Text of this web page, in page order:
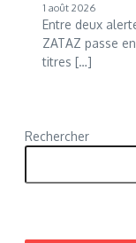
1 août 2026
Entre deux
ZATAZ passe
titres […]
Rechercher